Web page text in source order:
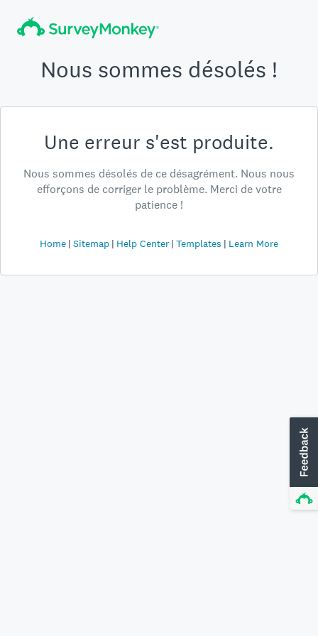
Nous sommes désolés !
Une erreur s'est produite.
Nous sommes désolés de ce désagrément. Nous nous
efforçons de corriger le problème. Merci de votre
patience !
Home Sitemap Help Center Templates Learn More